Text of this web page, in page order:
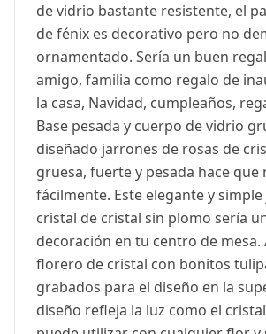
de vidrio bastante resistente, el
de fénix es decorativo pero no
ornamentado. Sería un buen
amigo, familia como regalo de
la casa, Navidad, cumpleaños,
Base pesada y cuerpo de vidrio
diseñado jarrones de rosas de
gruesa, fuerte y pesada hace que
fácilmente. Este elegante y
cristal de cristal sin plomo sería
decoración en tu centro de mesa.
florero de cristal con bonitos
grabados para el diseño en la
diseño refleja la luz como el